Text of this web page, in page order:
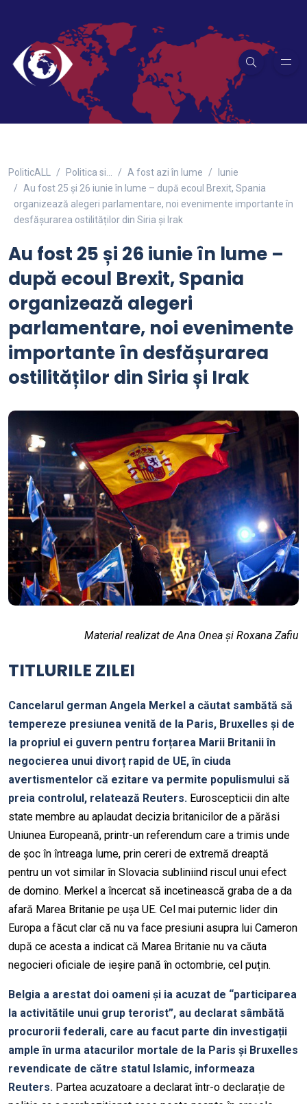
PoliticALL Politica si… A fost azi în lume
Iunie
Au fost 25 și 26 iunie în lume – după ecoul Brexit, Spania
organizează alegeri parlamentare, noi evenimente importante în
desfășurarea ostilităților din Siria și Irak
Au fost 25 și 26 iunie în lume –
după ecoul Brexit, Spania
organizează alegeri
parlamentare, noi evenimente
importante în desfășurarea
ostilităților din Siria și Irak
Material realizat de Ana Onea și Roxana Zafiu
TITLURILE ZILEI
Cancelarul german Angela Merkel a căutat sambătă să
tempereze presiunea venită de la Paris, Bruxelles și de
la propriul ei guvern pentru forțarea Marii Britanii în
negocierea unui divorț rapid de UE, în ciuda
avertismentelor că ezitare va permite populismului să
preia controlul, relatează Reuters. Euroscepticii din alte
state membre au aplaudat decizia britanicilor de a părăsi
Uniunea Europeană, printr-un referendum care a trimis unde
de șoc în întreaga lume, prin cereri de extremă dreaptă
pentru un vot similar în Slovacia subliniind riscul unui efect
de domino. Merkel a încercat să incetinească graba de a da
afară Marea Britanie pe ușa UE. Cel mai puternic lider din
Europa a făcut clar că nu va face presiuni asupra lui Cameron
după ce acesta a indicat că Marea Britanie nu va căuta
negocieri oficiale de ieșire pană în octombrie, cel puțin.
Belgia a arestat doi oameni și ia acuzat de “participarea
la activitătile unui grup terorist”, au declarat sâmbătă
procurorii federali, care au facut parte din investigații
ample în urma atacurilor mortale de la Paris și Bruxelles
revendicate de către statul Islamic, informeaza
Reuters. Partea acuzatoare a declarat într-o declarație de